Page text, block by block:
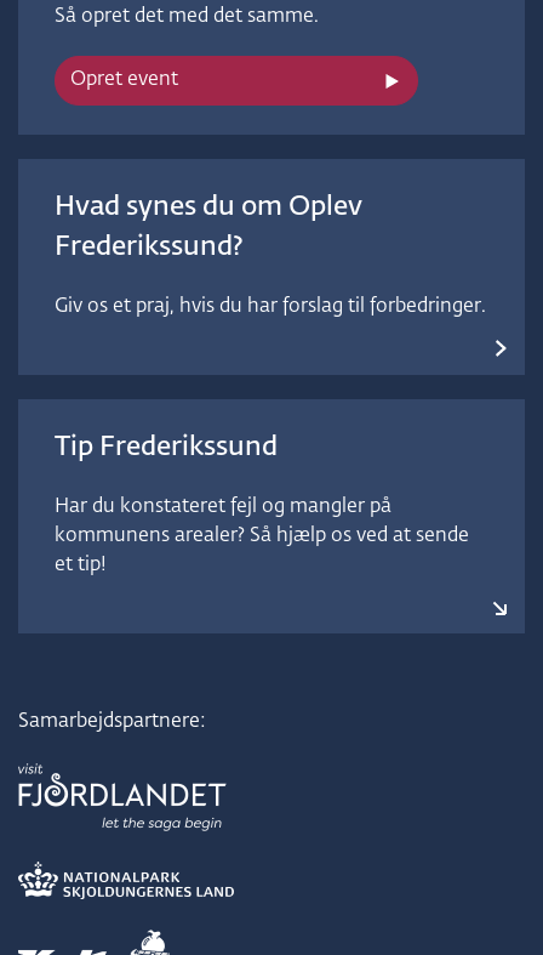
Så opret det med det samme.
Opret event
Hvad synes du om Oplev
Frederikssund?
Giv os et praj, hvis du har forslag til forbedringer.
Tip Frederikssund
Har du konstateret fejl og mangler på
kommunens arealer? Så hjælp os ved at sende
et tip!
Samarbejdspartnere: